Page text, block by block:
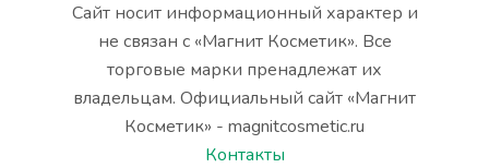
Сайт носит информационный характер и
не связан с «Магнит Косметик». Все
торговые марки пренадлежат их
владельцам. Официальный сайт «Магнит
Косметик» - magnitcosmetic.ru
Контакты